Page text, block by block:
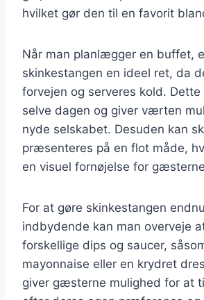
hvilket gør den til en favorit
Når man planlægger en buffet,
skinkestangen en ideel ret, da
forvejen og serveres kold.
selve dagen og giver værten
nyde selskabet. Desuden kan
præsenteres på en flot måde,
en visuel fornøjelse for
For at gøre skinkestangen
indbydende kan man overveje
forskellige dips og saucer,
mayonnaise eller en krydret
giver gæsterne mulighed for at